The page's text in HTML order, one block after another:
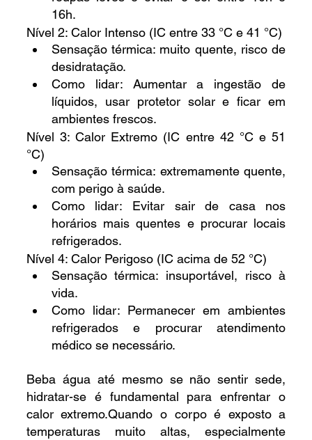
16h.
Nível 2: Calor Intenso (IC entre 33 °C e 41 °C)
Sensação térmica: muito quente, risco de
desidratação.
Como lidar: Aumentar a ingestão de
líquidos, usar protetor solar e ficar em
ambientes frescos.
Nível 3: Calor Extremo (IC entre 42 °C e 51
°C)
Sensação térmica: extremamente quente,
com perigo à saúde.
Como lidar: Evitar sair de casa nos
horários mais quentes e procurar locais
refrigerados.
Nível 4: Calor Perigoso (IC acima de 52 °C)
Sensação térmica: insuportável, risco à
vida.
Como lidar: Permanecer em ambientes
refrigerados e procurar atendimento
médico se necessário.
Beba água até mesmo se não sentir sede,
hidratar-se é fundamental para enfrentar o
calor extremo.Quando o corpo é exposto a
temperaturas muito altas, especialmente